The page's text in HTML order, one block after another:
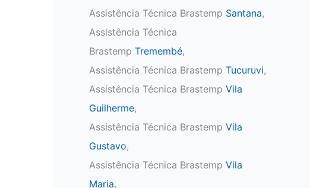
Assistência Técnica Brastemp Santana,
Assistência Técnica
Brastemp Tremembé,
Assistência Técnica Brastemp Tucuruvi,
Assistência Técnica Brastemp Vila
Guilherme,
Assistência Técnica Brastemp Vila
Gustavo,
Assistência Técnica Brastemp Vila
Maria,